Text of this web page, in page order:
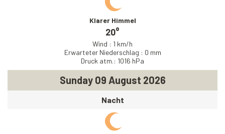
Klarer Himmel
20°
Wind : 1 km/h
Erwarteter Niederschlag : 0 mm
Druck atm.: 1016 hPa
Sunday 09 August 2026
Nacht